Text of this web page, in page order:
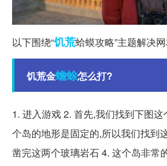
以下围绕“饥荒蛤蟆攻略”主题解决
饥荒金蟾蜍怎么打?
1. 进入游戏 2. 首先,我们找到下图
个岛的地形是固定的,所以我们找到
凿完这两个玻璃岩石 4. 这个岛非常